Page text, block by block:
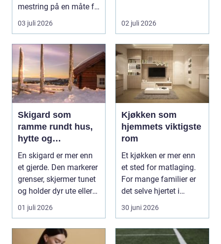
mestring på en måte få
andre aktiviteter gjør...
03 juli 2026
som mål å s...
02 juli 2026
Skigard som
ramme rundt hus,
hytte og
kulturlandskap
En skigard er mer enn
et gjerde. Den markerer
grenser, skjermer tunet
og holder dyr ute eller
inne, ...
01 juli 2026
Kjøkken som
hjemmets viktigste
rom
Et kjøkken er mer enn
et sted for matlaging.
For mange familier er
det selve hjertet i
boligen, romm...
30 juni 2026